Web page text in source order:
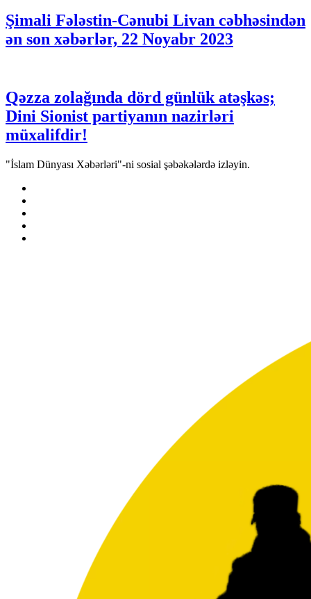
Şimali Fələstin-Cənubi Livan cəbhəsindən
ən son xəbərlər, 22 Noyabr 2023
Qəzza zolağında dörd günlük atəşkəs;
Dini Sionist partiyanın nazirləri
müxalifdir!
"İslam Dünyası Xəbərləri"-ni sosial şəbəkələrdə izləyin.